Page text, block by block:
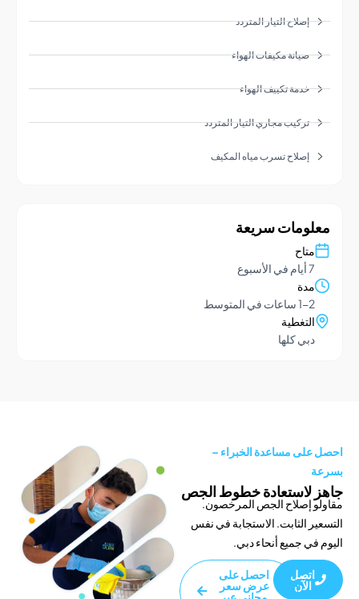
إصلاح التيار المتردد
صيانة مكيفات الهواء
خدمة تكييف الهواء
تركيب مجاري التيار المتردد
إصلاح تسرب مياه المكيف
سريعة
مساعدة الخبراء –
لاستعادة خطوط الجص
إصلاح الجص المرخصون.
الثابت. الاستجابة في نفس
جميع أنحاء دبي.
اتصل
الآن
احصل على
عرض سعر